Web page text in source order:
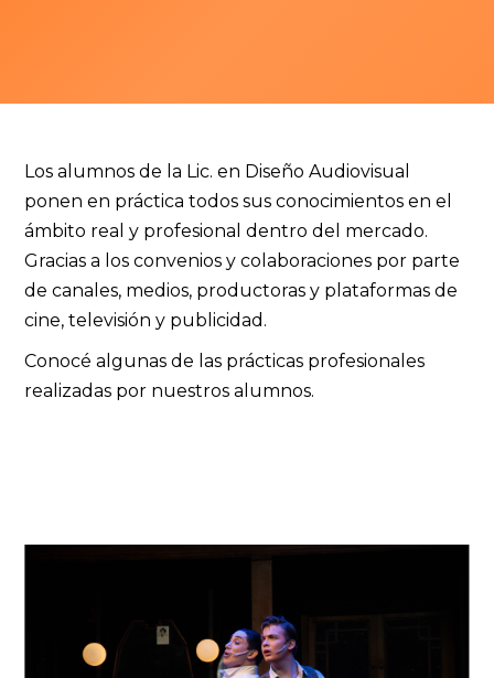
Los alumnos de la Lic. en Diseño Audiovisual
ponen en práctica todos sus conocimientos en el
ámbito real y profesional dentro del mercado.
Gracias a los convenios y colaboraciones por parte
de canales, medios, productoras y plataformas de
cine, televisión y publicidad.
Conocé algunas de las prácticas profesionales
realizadas por nuestros alumnos.